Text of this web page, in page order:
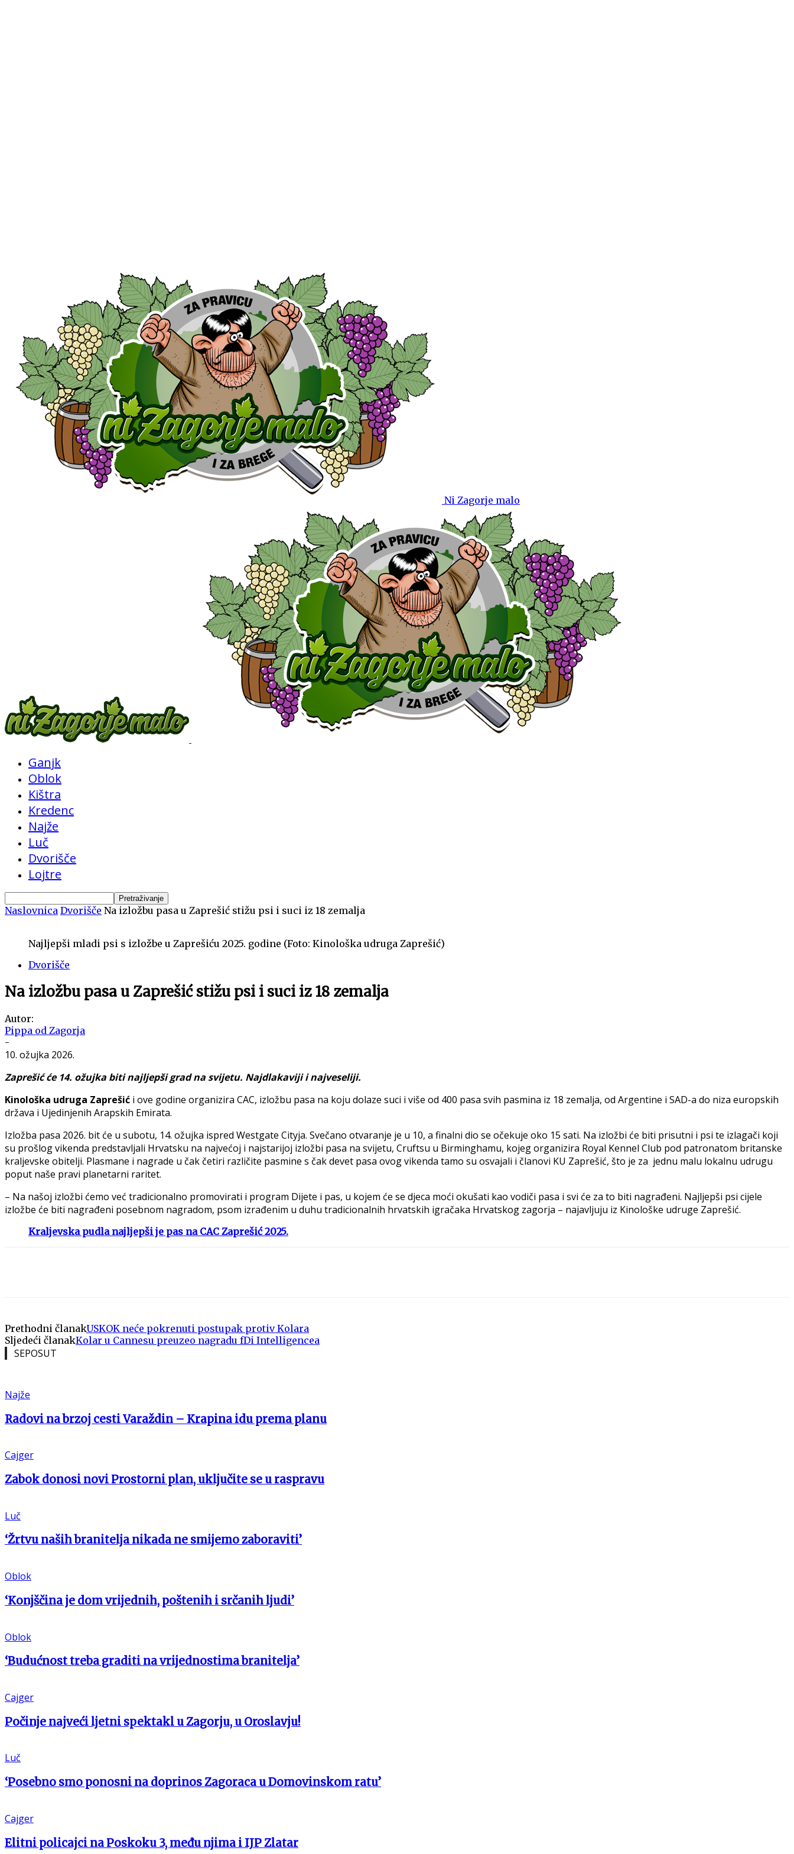
Ni Zagorje malo
Ganjk
Oblok
Kištra
Kredenc
Najže
Luč
Dvorišče
Lojtre
Naslovnica Dvorišče Na izložbu pasa u Zaprešić stižu psi i suci iz 18 zemalja
Najljepši mladi psi s izložbe u Zaprešiću 2025. godine (Foto: Kinološka udruga Zaprešić)
Dvorišče
Na izložbu pasa u Zaprešić stižu psi i suci iz 18 zemalja
Autor:
Pippa od Zagorja
-
10. ožujka 2026.
Zaprešić će 14. ožujka biti najljepši grad na svijetu. Najdlakaviji i najveseliji.
Kinološka udruga Zaprešić i ove godine organizira CAC, izložbu pasa na koju dolaze suci i više od 400 pasa svih pasmina iz 18 zemalja, od Argentine i SAD-a do niza europskih
država i Ujedinjenih Arapskih Emirata.
Izložba pasa 2026. bit će u subotu, 14. ožujka ispred Westgate Cityja. Svečano otvaranje je u 10, a finalni dio se očekuje oko 15 sati. Na izložbi će biti prisutni i psi te izlagači koji
su prošlog vikenda predstavljali Hrvatsku na najvećoj i najstarijoj izložbi pasa na svijetu, Cruftsu u Birminghamu, kojeg organizira Royal Kennel Club pod patronatom britanske
kraljevske obitelji. Plasmane i nagrade u čak četiri različite pasmine s čak devet pasa ovog vikenda tamo su osvajali i članovi KU Zaprešić, što je za jednu malu lokalnu udrugu
poput naše pravi planetarni raritet.
– Na našoj izložbi ćemo već tradicionalno promovirati i program Dijete i pas, u kojem će se djeca moći okušati kao vodiči pasa i svi će za to biti nagrađeni. Najljepši psi cijele
izložbe će biti nagrađeni posebnom nagradom, psom izrađenim u duhu tradicionalnih hrvatskih igračaka Hrvatskog zagorja – najavljuju iz Kinološke udruge Zaprešić.
Kraljevska pudla najljepši je pas na CAC Zaprešić 2025.
Prethodni članakUSKOK neće pokrenuti postupak protiv Kolara
Sljedeći članakKolar u Cannesu preuzeo nagradu fDi Intelligencea
SEPOSUT
Najže
Radovi na brzoj cesti Varaždin – Krapina idu prema planu
Cajger
Zabok donosi novi Prostorni plan, uključite se u raspravu
Luč
‘Žrtvu naših branitelja nikada ne smijemo zaboraviti’
Oblok
‘Konjščina je dom vrijednih, poštenih i srčanih ljudi’
Oblok
‘Budućnost treba graditi na vrijednostima branitelja’
Cajger
Počinje najveći ljetni spektakl u Zagorju, u Oroslavju!
Luč
‘Posebno smo ponosni na doprinos Zagoraca u Domovinskom ratu’
Cajger
Elitni policajci na Poskoku 3, među njima i IJP Zlatar